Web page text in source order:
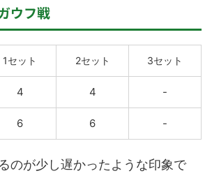
ウフ戦
1セット 2セット 3セット
4 4 -
6 6 -
のが少し遅かったような印象で